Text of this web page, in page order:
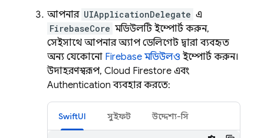
আপনার UIApplicationDelegate এ
FirebaseCore মডিউলটি ইম্পোর্ট করুন,
সেইসাথে আপনার অ্যাপ ডেলিগেট দ্বারা ব্যবহৃত
অন্য যেকোনো Firebase মডিউলও ইম্পোর্ট করুন।
উদাহরণস্বরূপ, Cloud Firestore এবং
Authentication ব্যবহার করতে:
SwiftUI সুইফট উদ্দেশ্য-সি